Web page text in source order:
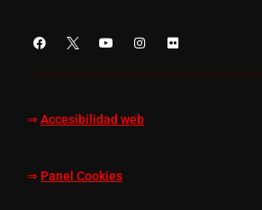
⇒ Accesibilidad web
⇒ Panel Cookies